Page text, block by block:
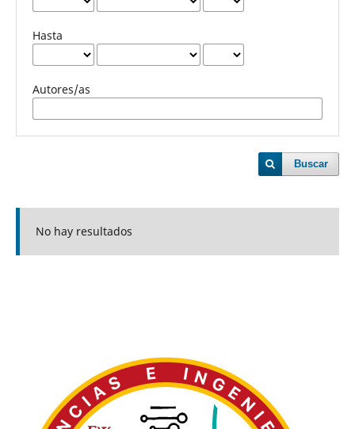
Hasta
Autores/as
Buscar
No hay resultados